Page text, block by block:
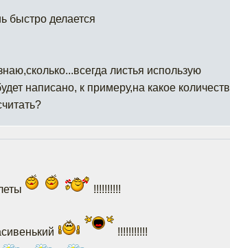
быстро делается
листья использую
написано, к примеру,на какое
!!!!!!!!!!
!!!!!!!!!!!